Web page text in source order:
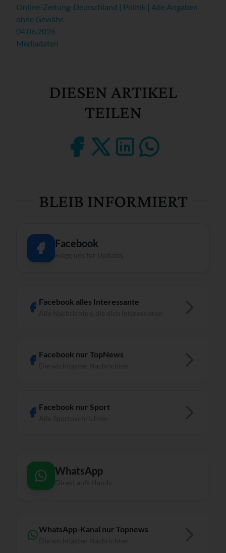
Online-Zeitung-Deutschland | Politik | Alle Angaben
ohne Gewähr.
04.06.2026
Mediadaten
DIESEN ARTIKEL
TEILEN
BLEIB INFORMIERT
Facebook
Facebook alles Interessante
Facebook nur TopNews
Facebook nur Sport
WhatsApp
WhatsApp-Kanal nur Topnews